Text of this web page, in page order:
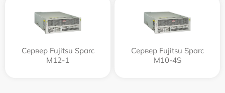
Сервер Fujitsu Sparc
M12-1
Сервер Fujitsu Sparc
M10-4S